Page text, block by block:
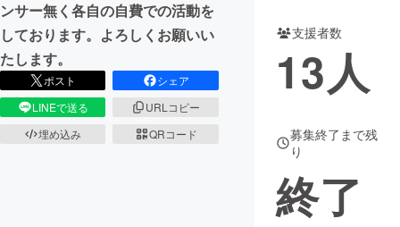
CAMPFIREふるさと納税 machi-ya コミュニティ
ンサー無く各自の自費での活動を
しております。よろしくお願いい
たします。
ポスト
シェア
LINEで送る
URLコピー
埋め込み
QRコード
支援者数
13人
募集終了まで残
り
終了